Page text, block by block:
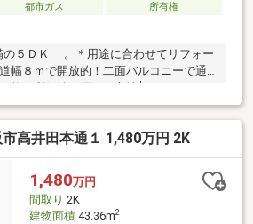
都市ガス
所有権
の５ＤＫ 。＊用途に合わせてリフォー
幅８ｍで開放的！二面バルコニーで通
分圏内Access■大阪メトロ中央線「深
メトロ千日前線「新深江」駅…徒歩14
布施」駅……徒歩14分Life info■ファミリ
…徒歩３分■スーパーマルハチ高井田
ルシア東成深江南店………………徒歩６分学
分 ■東陽中学校…徒歩９分
高井田本通１ 1,480万円 2K
1,480万円
間取り 2K
建物面積43.36m2